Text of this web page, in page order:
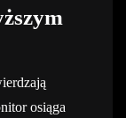
osiąga